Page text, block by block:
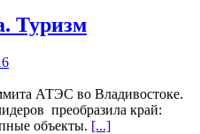
Туризм
АТЭС во Владивостоке.
преобразила край:
объекты. [...]